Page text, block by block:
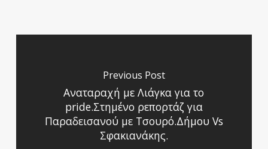
Previous Post
Αναταραχή με Λιάγκα για το
pride.Στημένο ρεπορτάζ για
Παραδεισανού με Τσουρό.Δήμου Vs
Σφακιανάκης.